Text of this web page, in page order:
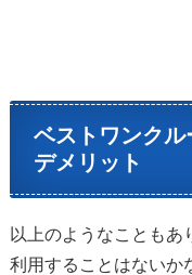
ベストワンクル
デメリット
以上のようなこともあ
利用することはないか